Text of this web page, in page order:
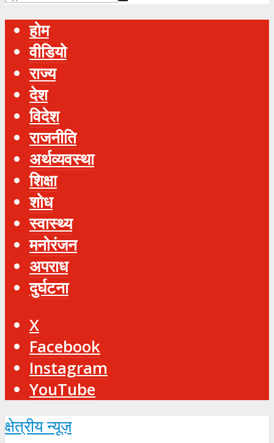
होम
वीडियो
राज्य
देश
विदेश
राजनीति
अर्थव्यवस्था
शिक्षा
शोध
स्‍वास्‍थ्‍य
मनोरंजन
अपराध
दुर्घटना
X
Facebook
Instagram
YouTube
क्षेत्रीय न्यूज़